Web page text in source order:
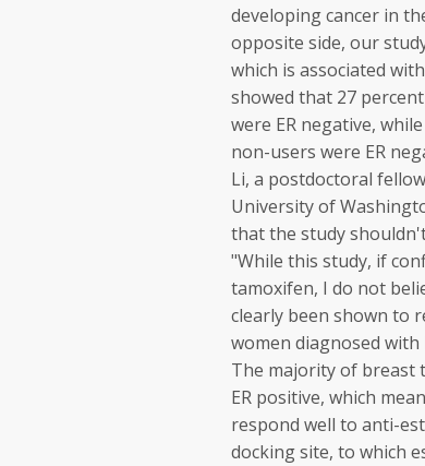
developing cancer in
opposite side, our
which is associated
showed that 27
were ER negative,
non-users were ER
Li, a postdoctoral
University of
that the study
"While this study, if
tamoxifen, I do not
clearly been shown to
women diagnosed with
The majority of
ER positive, which
respond well to anti-
docking site, to which